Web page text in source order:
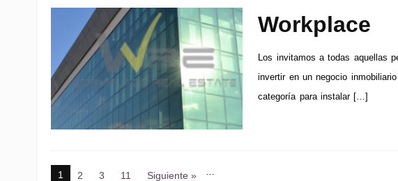
Workplace
Los invitamos a todas aquellas
invertir en un negocio
categoría para instalar […]
1 2 3 …
11 Siguiente »